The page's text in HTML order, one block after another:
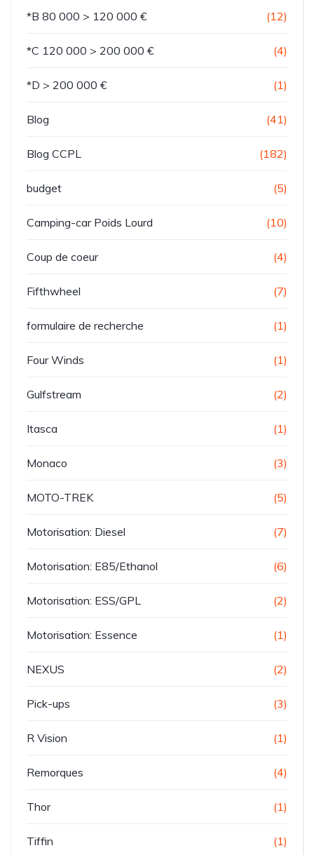
*B 80 000 > 120 000 € (12)
*C 120 000 > 200 000 € (4)
*D > 200 000 € (1)
Blog (41)
Blog CCPL (182)
budget (5)
Camping-car Poids Lourd (10)
Coup de coeur (4)
Fifthwheel (7)
formulaire de recherche (1)
Four Winds (1)
Gulfstream (2)
Itasca (1)
Monaco (3)
MOTO-TREK (5)
Motorisation: Diesel (7)
Motorisation: E85/Ethanol (6)
Motorisation: ESS/GPL (2)
Motorisation: Essence (1)
NEXUS (2)
Pick-ups (3)
R Vision (1)
Remorques (4)
Thor (1)
Tiffin (1)